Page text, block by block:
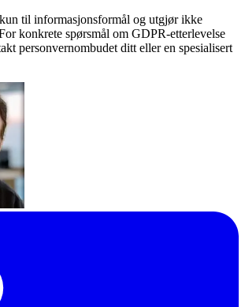
til informasjonsformål og utgjør ikke
konkrete spørsmål om GDPR-etterlevelse
personvernombudet ditt eller en spesialisert